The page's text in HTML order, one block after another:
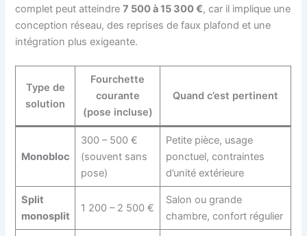
complet peut atteindre7 500 à 15 300 €, car il implique une
conception réseau, des reprises de faux plafond et une
intégration plus exigeante.
Type de
solution
Fourchette
courante
(pose incluse)
Quand c’est pertinent
Monobloc
300 – 500 €
(souvent sans
pose)
Petite pièce, usage
ponctuel, contraintes
d’unité extérieure
Split
monosplit
1 200 – 2 500 €
Salon ou grande
chambre, confort régulier